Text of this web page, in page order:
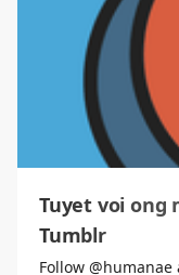
Tuyet voi ong
Tumblr
Follow